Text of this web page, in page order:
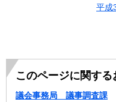
平成
このページに関す
議会事務局 議事調査課